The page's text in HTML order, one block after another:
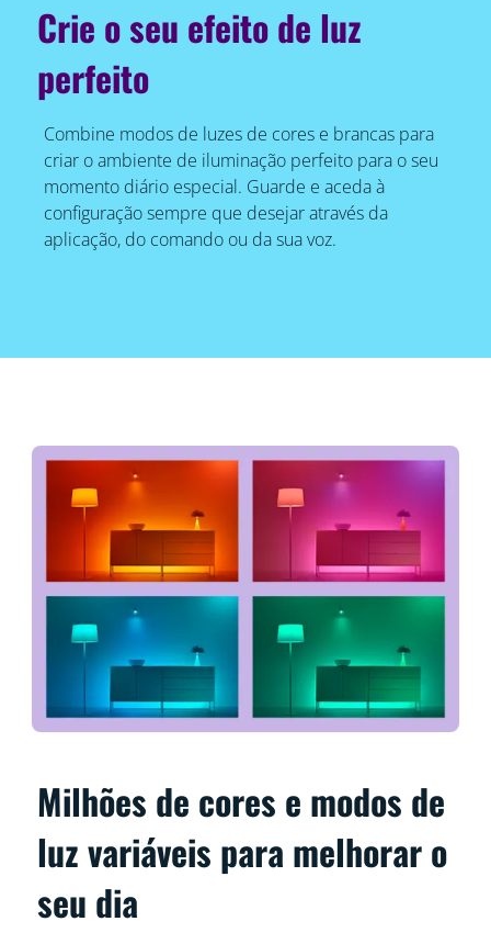
Crie o seu efeito de luz
perfeito
Combine modos de luzes de cores e brancas para
criar o ambiente de iluminação perfeito para o seu
momento diário especial. Guarde e aceda à
configuração sempre que desejar através da
aplicação, do comando ou da sua voz.
Milhões de cores e modos de
luz variáveis para melhorar o
seu dia